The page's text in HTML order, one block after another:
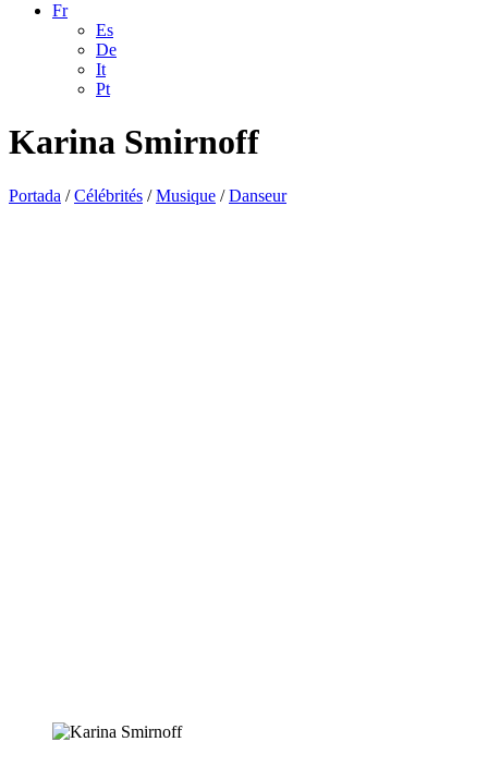
Fr
Es
De
It
Pt
Karina Smirnoff
Portada /Célébrités /Musique /Danseur